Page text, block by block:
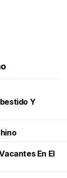
Y
En El